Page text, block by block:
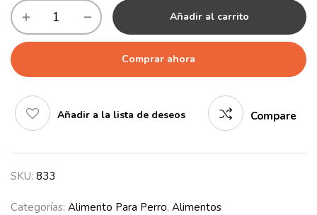
Añadir al carrito
Comprar ahora
Añadir a la lista de deseos Compare
SKU: 833
Categorías: Alimento Para Perro, Alimentos